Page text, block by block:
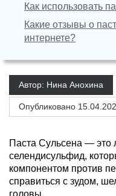
Как использовать
Какие отзывы о
интернете?
Автор: Нина Анохина
Опубликовано
Паста Сульсена — это
селендисульфид,
компонентом против
справиться с зудом,
головы.